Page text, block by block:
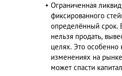
Ограниченная
фиксированного
определённый срок.
нельзя продать,
целях. Это особенно
изменениях на
может спасти